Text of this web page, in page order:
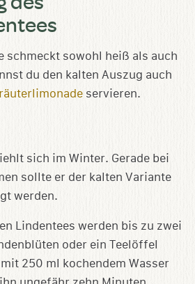
schmeckt sowohl heiß als auch
du den kalten Auszug auch
servieren.
sich im Winter. Gerade bei
sollte er der kalten Variante
werden.
Lindentees werden bis zu zwei
oder ein Teelöffel
250 ml kochendem Wasser